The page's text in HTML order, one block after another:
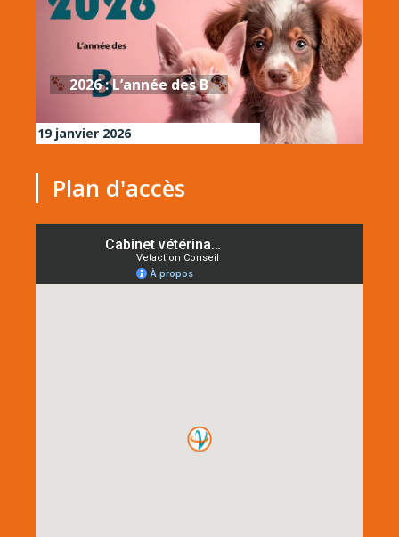
2026 : L’année des B
19 janvier 2026
Plan d'accès